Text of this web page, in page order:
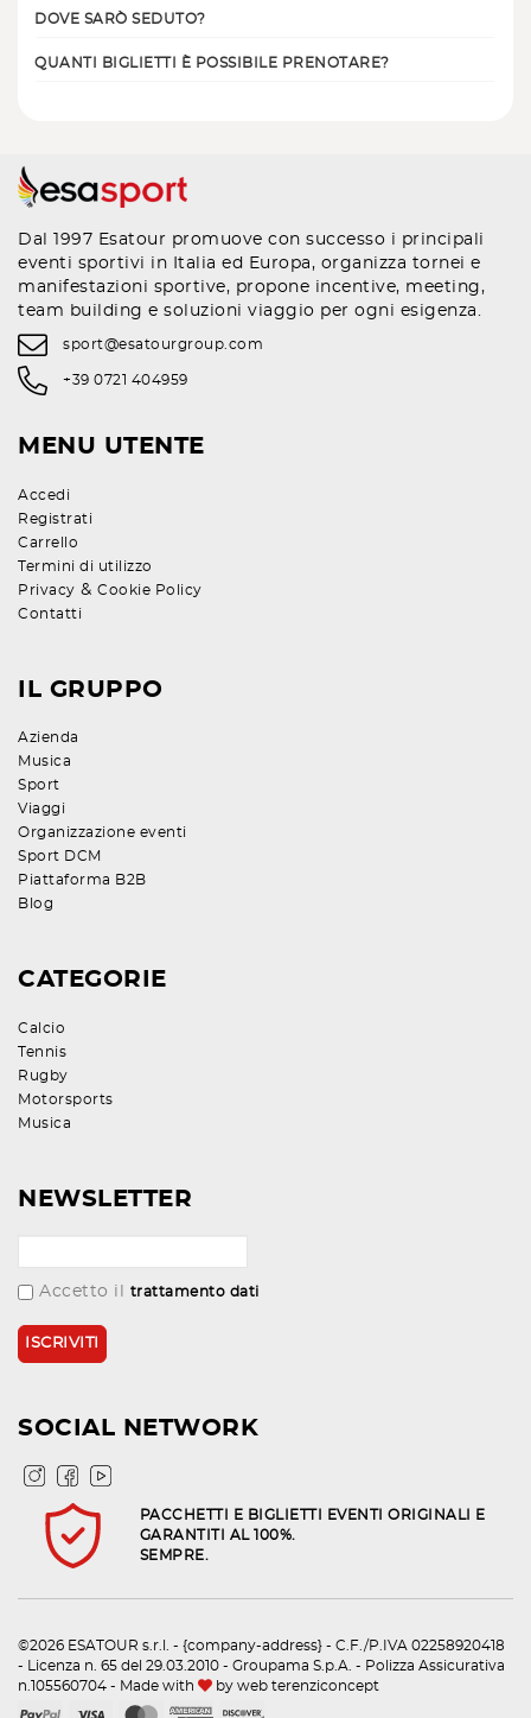
DOVE SARÒ SEDUTO?
QUANTI BIGLIETTI È POSSIBILE PRENOTARE?
Dal 1997 Esatour promuove con successo i principali
eventi sportivi in Italia ed Europa, organizza tornei e
manifestazioni sportive, propone incentive, meeting,
team building e soluzioni viaggio per ogni esigenza.
sport@esatourgroup.com
+39 0721 404959
MENU UTENTE
Accedi
Registrati
Carrello
Termini di utilizzo
Privacy & Cookie Policy
Contatti
IL GRUPPO
Azienda
Musica
Sport
Viaggi
Organizzazione eventi
Sport DCM
Piattaforma B2B
Blog
CATEGORIE
Calcio
Tennis
Rugby
Motorsports
Musica
NEWSLETTER
Accetto il trattamento dati
SOCIAL NETWORK
PACCHETTI E BIGLIETTI EVENTI ORIGINALI E
GARANTITI AL 100%.
SEMPRE.
©2026 ESATOUR s.r.l. - {company-address} - C.F./P.IVA 02258920418
- Licenza n. 65 del 29.03.2010 - Groupama S.p.A. - Polizza Assicurativa
n.105560704 - Made with
by web terenziconcept